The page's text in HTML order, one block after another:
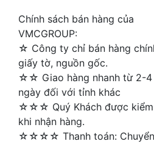
Chính sách bán hàng của
VMCGROUP:
☆ Công ty chỉ bán hàng
giấy tờ, nguồn gốc.
☆☆ Giao hàng nhanh từ 2-4
ngày đối với tỉnh khác
☆☆☆ Quý Khách được kiểm
khi nhận hàng.
☆☆☆☆ Thanh toán: Chuyển